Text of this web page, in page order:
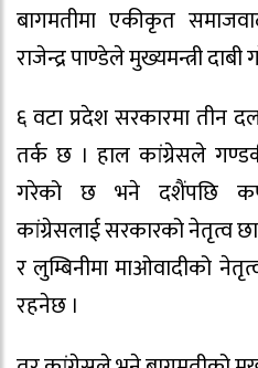
बागमतीमा एकीकृत
राजेन्द्र पाण्डेले मुख्यमन्त्री
६ वटा प्रदेश सरकारमा तीन
तर्क छ । हाल कांग्रेसले
गरेको छ भने दशैंपछि
कांग्रेसलाई सरकारको नेतृत्व
र लुम्बिनीमा माओवादीको
रहनेछ ।